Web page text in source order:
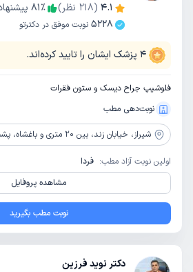
4.1
(
218 نظر) 81٪
5228 نوبت موفق در دکترتو
4 پزشک ایشان را تایید کرده‌اند.
فلوشیپ جراح دیسک و ستون فقرات
نوبت‌دهی مطب
شیراز، خیابان زند، بین 20 متری و باغشاه، پشت کیوسک بانک شهر، ساختمان شایان، طبقه سوم
اولین نوبت آزاد مطب: فردا
مشاهده پروفایل
نوبت مطب بگیرید
دکتر نوید فرزین